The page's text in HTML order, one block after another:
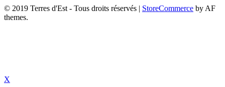
© 2019 Terres d'Est - Tous droits réservés | StoreCommerce by AF
themes.
X